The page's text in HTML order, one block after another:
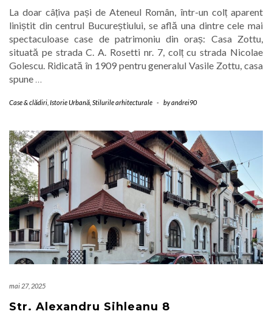
La doar câțiva pași de Ateneul Român, într-un colț aparent
liniștit din centrul Bucureștiului, se află una dintre cele mai
spectaculoase case de patrimoniu din oraș: Casa Zottu,
situată pe strada C. A. Rosetti nr. 7, colț cu strada Nicolae
Golescu. Ridicată în 1909 pentru generalul Vasile Zottu, casa
spune …
Case & clădiri Istorie Urbană Stilurile arhitecturale - byandrei90
mai 27, 2025
Str. Alexandru Sihleanu 8